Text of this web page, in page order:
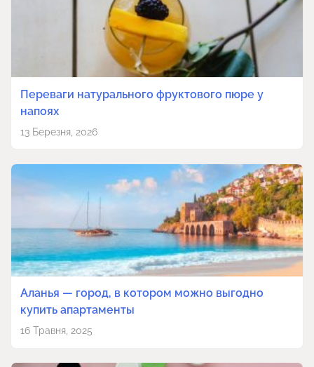
Переваги натурального фруктового пюре у
напоях
13 Березня, 2026
Аланья — город, в котором можно выгодно
купить апартаменты
16 Травня, 2025